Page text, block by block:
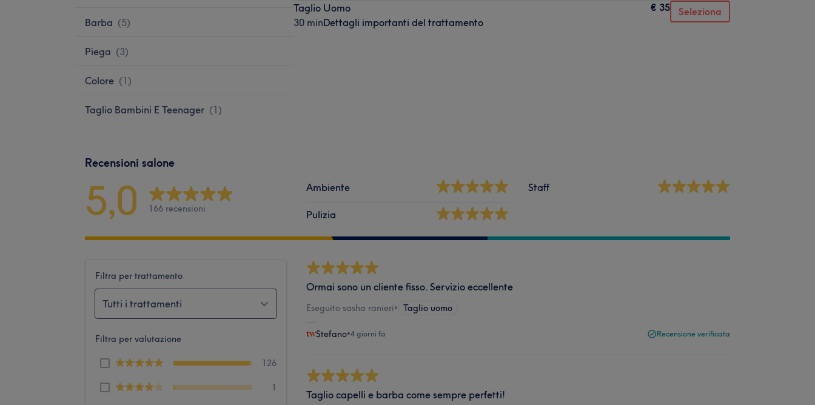
Barba (5)
Piega (3)
Colore (1)
Taglio Bambini E Teenager (1)
Taglio Uomo
30 minDettagli importanti del trattamento
€ 35 Seleziona
Recensioni salone
5,0 166 recensioni
Ambiente
Pulizia
Staff
Filtra per trattamento
Tutti i trattamenti
Filtra per valutazione
126
1
Ormai sono un cliente fisso. Servizio eccellente
Eseguito sasha ranieri• Taglio uomo
Stefano•4 giorni fa Recensione verificata
Taglio capelli e barba come sempre perfetti!